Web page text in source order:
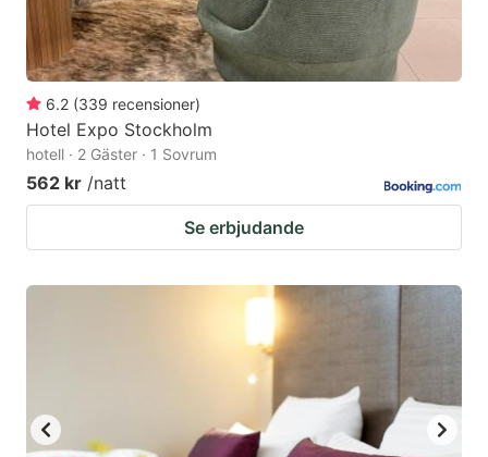
6.2 (339 recensioner)
Hotel Expo Stockholm
hotell · 2 Gäster · 1 Sovrum
562 kr /natt
Se erbjudande